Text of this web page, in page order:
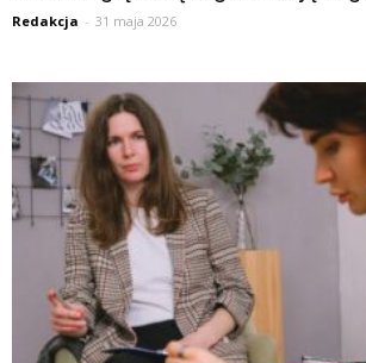
Redakcja - 31 maja 2026